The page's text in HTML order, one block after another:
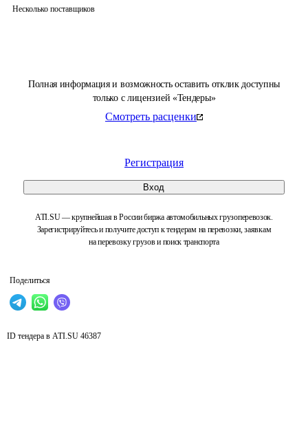
Полная информация и возможность оставить отклик доступны
только с лицензией «Тендеры»
Смотреть расценки
Регистрация
Вход
ATI.SU — крупнейшая в России биржа автомобильных грузоперевозок.
Зарегистрируйтесь и получите доступ к тендерам на перевозки, заявкам
на перевозку грузов и поиск транспорта
Поделиться
Несколько поставщиков
ID тендера в ATI.SU 46387